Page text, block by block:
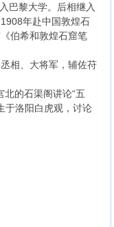
巴黎大学。后相继入
年赴中国敦煌石
伯希和敦煌石窟笔
相、大将军，辅佐苻
的石渠阁讲论“五
于洛阳白虎观，讨论